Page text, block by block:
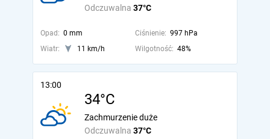
Odczuwalna 37°C
Opad: 0 mm Ciśnienie: 997 hPa
Wiatr:
11 km/h Wilgotność: 48%
13:00
34°C
Odczuwalna 37°C
Zachmurzenie duże